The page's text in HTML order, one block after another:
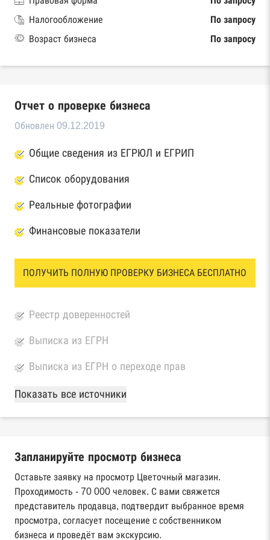
Налогообложение
По запросу
Возраст бизнеса
По запросу
Отчет о проверке бизнеса
Обновлен 09.12.2019
Общие сведения из ЕГРЮЛ и ЕГРИП
Список оборудования
Реальные фотографии
Финансовые показатели
ПОЛУЧИТЬ ПОЛНУЮ ПРОВЕРКУ БИЗНЕСА БЕСПЛАТНО
Реестр доверенностей
Выписка из ЕГРН
Выписка из ЕГРН о переходе прав
База Росстата
Реестры ЕГРЮЛ и ЕГРИП Федеральной
Реестр государственных контрактов
Федерального казначейства
Картотека арбитражных дел Высшего
арбитражного суда
Показать все источники
Запланируйте просмотр бизнеса
Оставьте заявку на просмотр Цветочный магазин.
Проходимость - 70 000 человек. С вами свяжется
представитель продавца, подтвердит выбранное время
просмотра, согласует посещение с собственником
бизнеса и проведёт вам экскурсию.